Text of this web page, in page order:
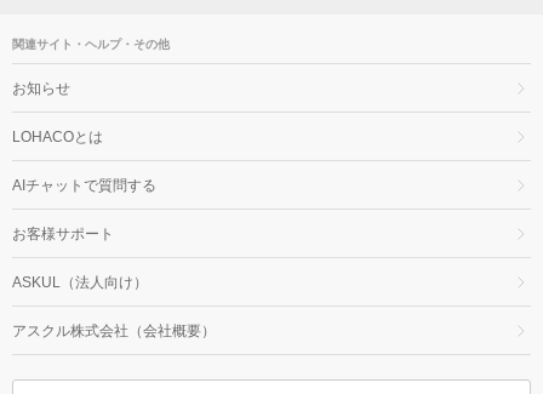
関連サイト・ヘルプ・その他
お知らせ
LOHACOとは
AIチャットで質問する
お客様サポート
ASKUL（法人向け）
アスクル株式会社（会社概要）